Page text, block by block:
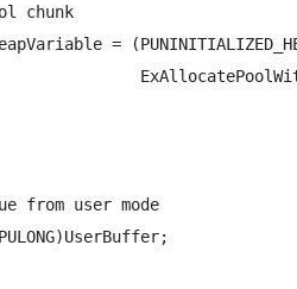
chunk
=
from user mode